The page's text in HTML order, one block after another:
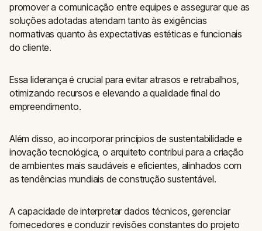
promover a comunicação entre equipes e assegurar que as
soluções adotadas atendam tanto às exigências
normativas quanto às expectativas estéticas e funcionais
do cliente.
Essa liderança é crucial para evitar atrasos e retrabalhos,
otimizando recursos e elevando a qualidade final do
empreendimento.
Além disso, ao incorporar princípios de sustentabilidade e
inovação tecnológica, o arquiteto contribui para a criação
de ambientes mais saudáveis e eficientes, alinhados com
as tendências mundiais de construção sustentável.
A capacidade de interpretar dados técnicos, gerenciar
fornecedores e conduzir revisões constantes do projeto